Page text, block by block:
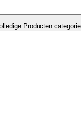
Producten categorie